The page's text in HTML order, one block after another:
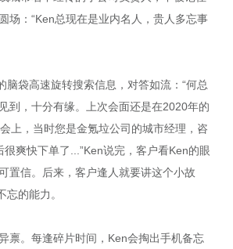
场：“Ken总现在是业内名人，贵人多忘事
脑袋高速旋转搜索信息，对答如流：“何总
到，十分有缘。上次会面还是在2020年的
上，当时您是金氪垃公司的城市经理，咨
爽快下单了...”Ken说完，客户看Ken的眼
置信。后来，客户逢人就要讲这个小故
忘的能力。
禀。每逢碎片时间，Ken会掏出手机备忘